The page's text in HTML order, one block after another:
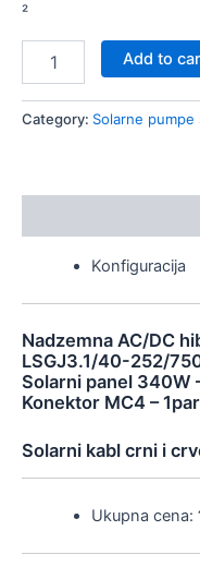
²
Add to
Category: Solarne pumpe
Konfiguracija
Nadzemna AC/DC
LSGJ3.1/40-252/
Solarni panel 340W
Konektor MC4 – 1par
Solarni kabl crni i
Ukupna cena: